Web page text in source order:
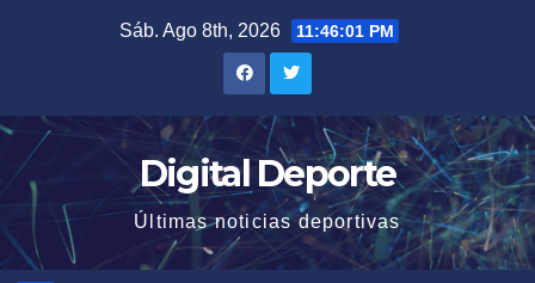
Sáb. Ago 8th, 2026 11:46:01 PM
Digital Deporte
Últimas noticias deportivas